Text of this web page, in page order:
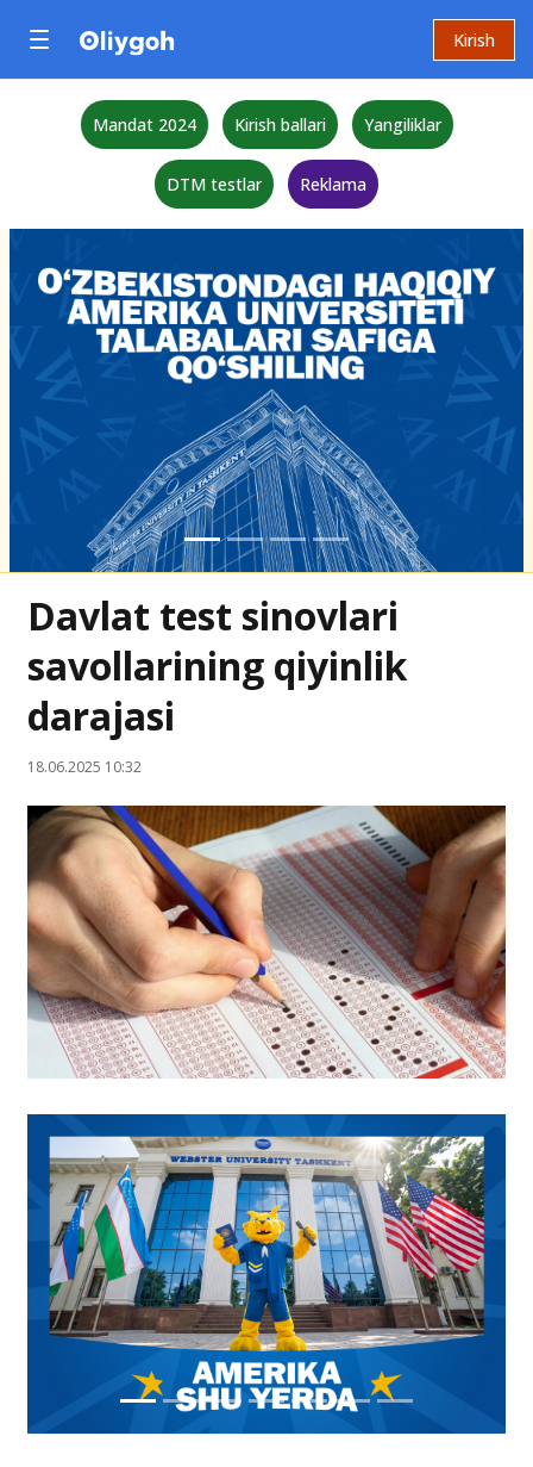
Kirish
Mandat 2024 Kirish ballari Yangiliklar
DTM testlar Reklama
Davlat test sinovlari
savollarining qiyinlik
darajasi
18.06.2025 10:32